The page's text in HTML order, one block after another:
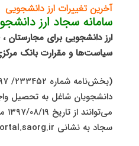
آخرین تغییرات ارز دانشجویی
سامانه سجاد ارز
ارز دانشجویی برای مجارستان
سیاست‌ها و مقرارت بانک
دانشجویان شاغل به تحصیل
سجاد به نشانی portal.saorg.ir بارگذاری کنند.